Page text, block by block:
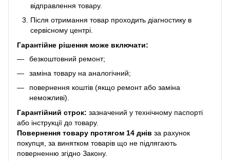
відправлення товару.
Після отримання товар проходить діагностику в
сервісному центрі.
Гарантійне рішення може включати:
безкоштовний ремонт;
заміна товару на аналогічний;
повернення коштів (якщо ремонт або заміна
неможливі).
Гарантійний строк: зазначений у технічному паспорті
або інструкції до товару.
Повернення товару протягом 14 днів за рахунок
покупця, за винятком товарів що не підлягають
поверненню згідно Закону.